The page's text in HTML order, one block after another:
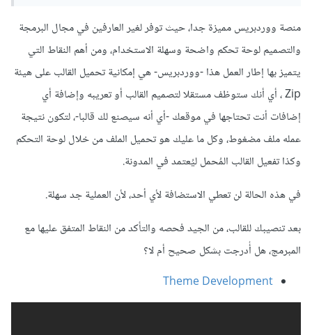
منصة ووردبريس مميزة جدا، حيث توفر لغير العارفين في مجال البرمجة
والتصميم لوحة تحكم واضحة وسهلة الاستخدام، ومن أهم النقاط التي
يتميز بها إطار العمل هذا -ووردبريس- هي إمكانية تحميل القالب على هيئة
Zip ، أي أنك ستوظف مستقلا لتصميم القالب أو تعريبه وإضافة أي
إضافات أنت تحتاجها في موقعك -أي أنه سيصنع لك قالبا-، لتكون نتيجة
عمله ملف مضغوط، وكل ما عليك هو تحميل الملف من خلال لوحة التحكم
وكذا تفعيل القالب المُحمل ليُعتمد في المدونة.
في هذه الحالة لن تعطي الاستضافة لأي أحد، لأن العملية جد سهلة.
بعد تنصيبك للقالب، من الجيد فحصه والتأكد من النقاط المتفق عليها مع
المبرمج، هل أُدرجت بشكل صحيح أم لا؟
Theme Development